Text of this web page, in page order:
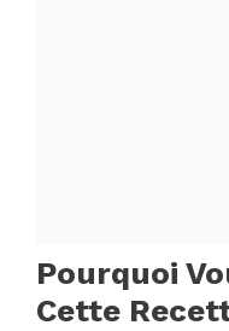
Pourquoi
Cette